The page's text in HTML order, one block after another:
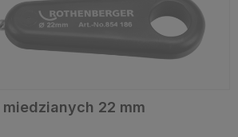
22 mm